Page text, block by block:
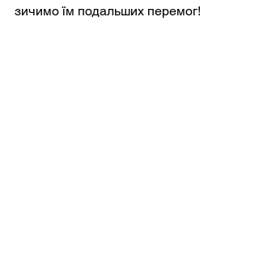
зичимо їм подальших перемог!